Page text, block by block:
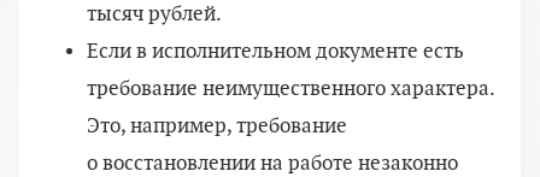
тысяч рублей.
Если в исполнительном документе есть
требование неимущественного характера.
Это, например, требование
о восстановлении на работе незаконно